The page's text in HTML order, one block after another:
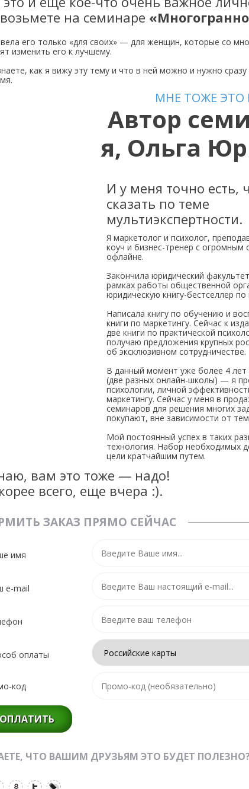
на семинаре
его только «для своих» — для женщин, которые со
изменить его к лучшему.
как я вижу эту тему и что в ней можно и нужно
МНЕ ТОЖЕ ЭТО
Автор
я, Ольга
И у меня точно есть,
сказать по теме
мультиэкспертности.
Я маркетолог и психолог,
коуч и бизнес-тренер с
офлайне.
Закончила юридический
рамках работы общественной
юридическую книгу-бестселлер
Написала книгу по обучению и
книги по маркетингу. Сейчас к
две книги по практической
получаю предложения крупных
об эксклюзивном сотрудничестве.
В данный момент уже более 4
(две разных онлайн-школы) — я
психологии, личной
маркетингу. Сейчас у меня в
семинаров для решения многих
покупают, вне зависимости от
Мой постоянный успех в таких
технология. Набор необходимых
цели кратчайшим путем.
вам это тоже — надо!
всего, еще вчера :).
ЗАКАЗ ПРЯМО СЕЙЧАС
имя
e-mail
оплаты
код
ОПЛАТИТЬ
ЧТО ВАШИМ ДРУЗЬЯМ ЭТО БУДЕТ